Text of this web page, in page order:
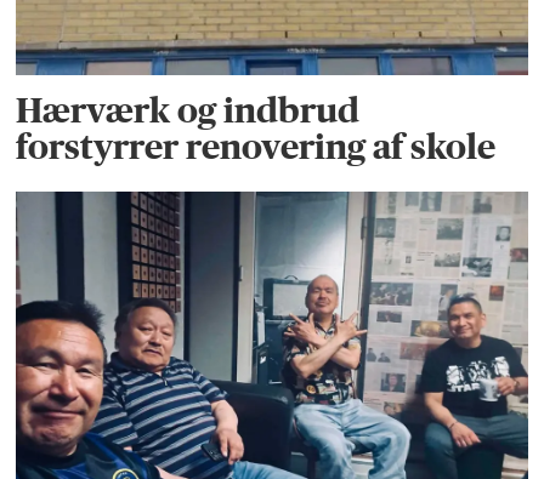
Hærværk og indbrud
forstyrrer renovering af skole